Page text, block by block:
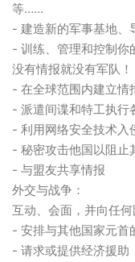
等……
- 建造新的军事基地、
- 训练、管理和控制你
没有情报就没有军队！
- 在全球范围内建立情
- 派遣间谍和特工执行
- 利用网络安全技术入
- 秘密攻击他国以阻止
- 与盟友共享情报
外交与战争：
互动、会面，并向任何
- 安排与其他国家元首
- 请求或提供经济援助